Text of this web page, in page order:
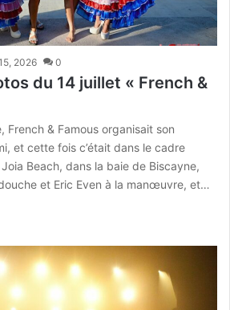
2026 0
du 14 juillet « French &
French & Famous organisait son
et cette fois c’était dans le cadre
Beach, dans la baie de Biscayne,
et Eric Even à la manœuvre, et…